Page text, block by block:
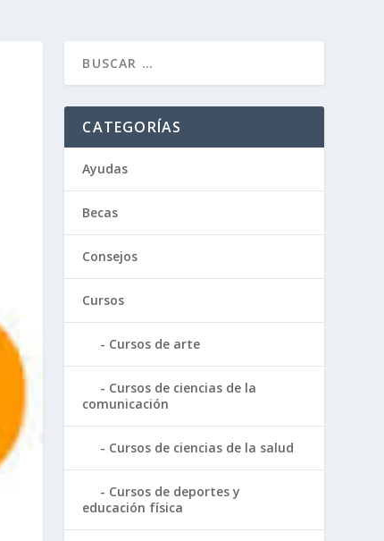
CATEGORÍAS
Ayudas
Becas
Consejos
Cursos
Cursos de arte
Cursos de ciencias de la
comunicación
Cursos de ciencias de la salud
Cursos de deportes y
educación física